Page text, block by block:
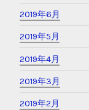
2019年6月
2019年5月
2019年4月
2019年3月
2019年2月